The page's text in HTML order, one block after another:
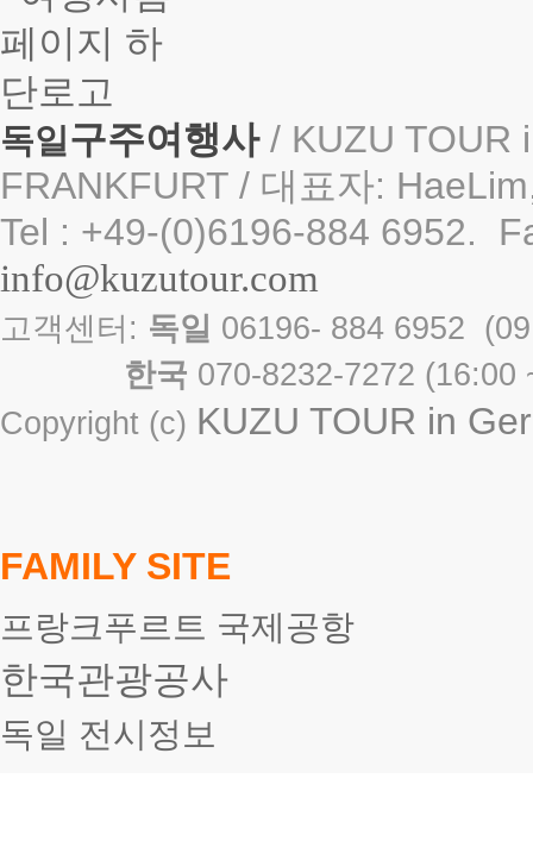
독일 구주여행사/ KUZU TOUR
FRANKFURT / 대표자:
Tel : +49-(0)6196-884 6952.
info@kuzutour.com
고객센터: 독일 06196- 884 6952
한국 070-8232-7272 (
Copyright (c) KUZU TOUR in
FAMILY SITE
프랑크푸르트 국제공항
한국관광공사
독일 전시정보